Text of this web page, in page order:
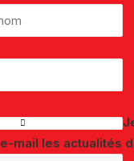
mail les actualités